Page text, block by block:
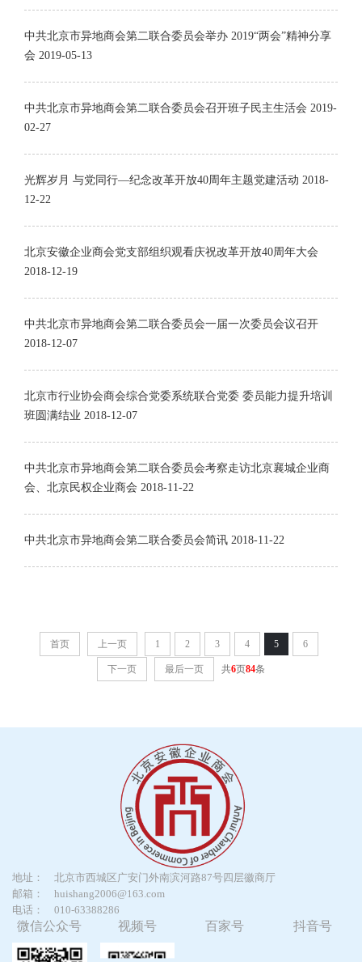
中共北京市异地商会第二联合委员会举办 2019“两会”精神分享
会 2019-05-13
中共北京市异地商会第二联合委员会召开班子民主生活会 2019-
02-27
光辉岁月 与党同行—纪念改革开放40周年主题党建活动 2018-
12-22
北京安徽企业商会党支部组织观看庆祝改革开放40周年大会
2018-12-19
中共北京市异地商会第二联合委员会一届一次委员会议召开
2018-12-07
北京市行业协会商会综合党委系统联合党委 委员能力提升培训
班圆满结业 2018-12-07
中共北京市异地商会第二联合委员会考察走访北京襄城企业商
会、北京民权企业商会 2018-11-22
中共北京市异地商会第二联合委员会简讯 2018-11-22
首页 上一页 1 2 3 4 5 6
下一页 最后一页 共6页84条
地址：
北京市西城区广安门外南滨河路87号四层徽商厅
邮箱：
huishang2006@163.com
电话：
010-63388286
微信公众号 视频号 百家号 抖音号